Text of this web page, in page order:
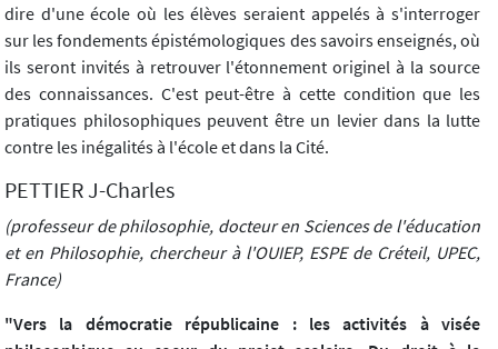
dire d'une école où les élèves seraient appelés à s'interroger
sur les fondements épistémologiques des savoirs enseignés, où
ils seront invités à retrouver l'étonnement originel à la source
des connaissances. C'est peut-être à cette condition que les
pratiques philosophiques peuvent être un levier dans la lutte
contre les inégalités à l'école et dans la Cité.
PETTIER J-Charles
(professeur de philosophie, docteur en Sciences de l'éducation
et en Philosophie, chercheur à l'OUIEP, ESPE de Créteil, UPEC,
France)
"Vers la démocratie républicaine : les activités à visée